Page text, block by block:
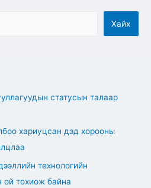
Хайх
статусын талаар
хариуцсан дэд хорооны
технологийн
ой тохиож байна